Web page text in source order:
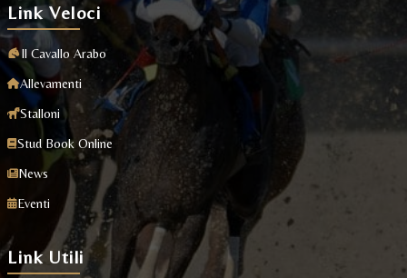
Link Veloci
Il Cavallo Arabo
Allevamenti
Stalloni
Stud Book Online
News
Eventi
Link Utili